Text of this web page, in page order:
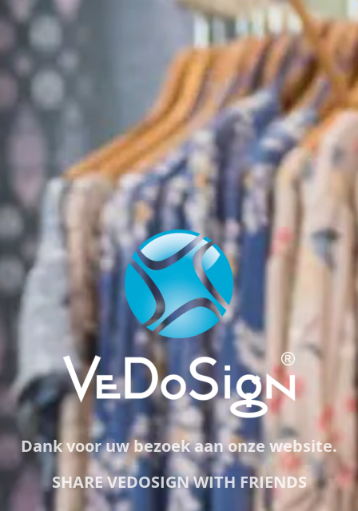
Dank voor uw bezoek aan onze website.
SHARE VEDOSIGN WITH FRIENDS